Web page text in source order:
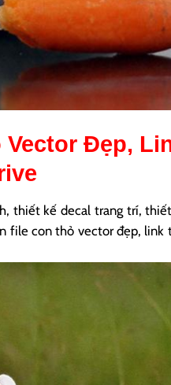
VectorĐẹp,
thiết kế decal trang trí,
file con thỏ vector đẹp, link